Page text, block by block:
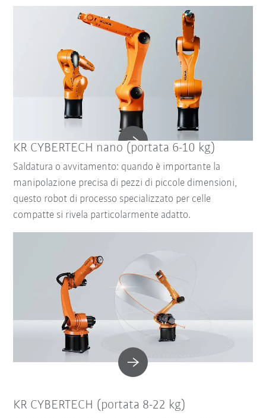
KR CYBERTECH nano (portata 6-10 kg)
Saldatura o avvitamento: quando è importante la
manipolazione precisa di pezzi di piccole dimensioni,
questo robot di processo specializzato per celle
compatte si rivela particolarmente adatto.
KR CYBERTECH (portata 8-22 kg)